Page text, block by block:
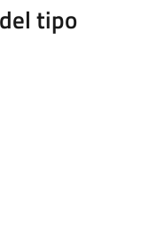
tipo